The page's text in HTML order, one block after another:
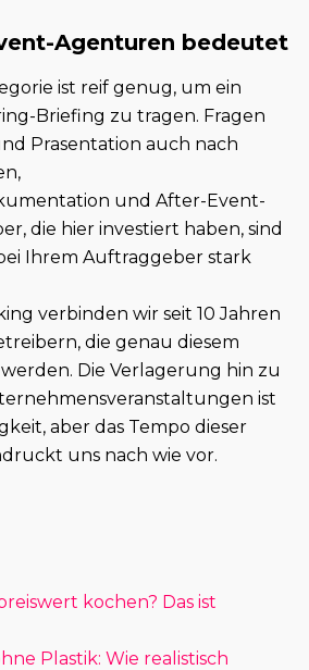
Agenturen bedeutet
ist reif genug, um ein
Briefing zu tragen. Fragen
Prasentation auch nach
und After-Event-
die hier investiert haben, sind
Ihrem Auftraggeber stark
verbinden wir seit 10 Jahren
die genau diesem
Die Verlagerung hin zu
ist
aber das Tempo dieser
uns nach wie vor.
kochen? Das ist
Plastik: Wie realistisch